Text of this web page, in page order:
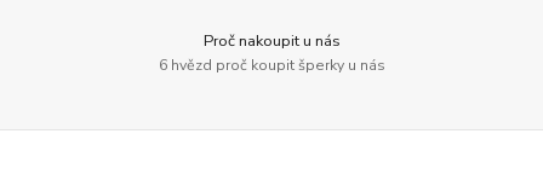
Proč nakoupit u nás
6 hvězd proč koupit šperky u nás